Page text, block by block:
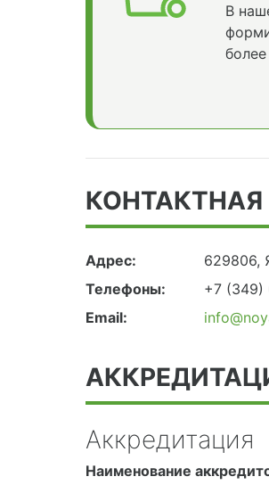
В
Адрес:
629806,
Телефоны:
+7 (349)
Email:
Аккредитация
Наименование